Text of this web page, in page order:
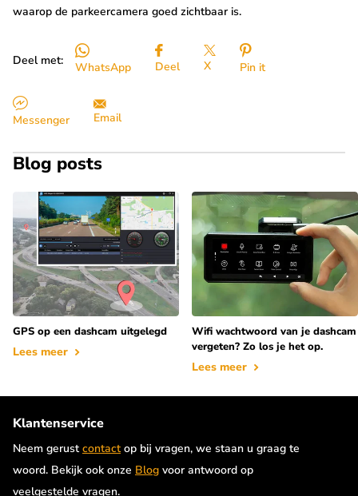
waarop de parkeercamera goed zichtbaar is.
Deel met: WhatsApp Deel X Pin it
Messenger Email
Blog posts
GPS op een dashcam uitgelegd
Lees meer
Wifi wachtwoord van je dashcam
vergeten? Zo los je het op.
Lees meer
Klantenservice
Neem gerust contact op bij vragen, we staan u graag te
woord. Bekijk ook onze Blog voor antwoord op
veelgestelde vragen.